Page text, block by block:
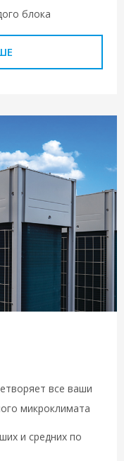
блока
все ваши
микроклимата
и средних по